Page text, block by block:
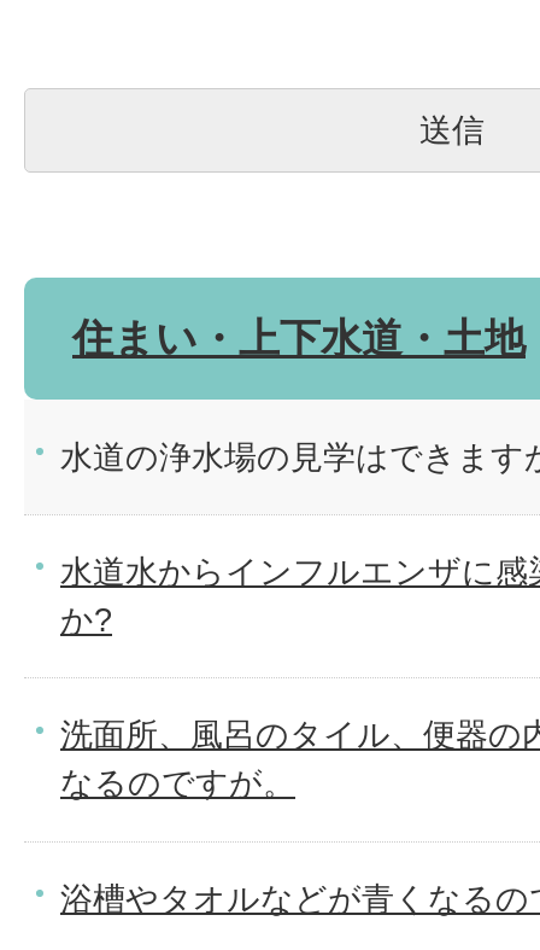
住まい・上下水道・土地
水道の浄水場の見学はできます
水道水からインフルエンザに
か?
洗面所、風呂のタイル、便器の
なるのですが。
浴槽やタオルなどが青くなるの